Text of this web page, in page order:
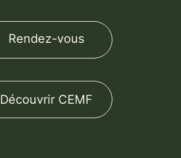
Rendez-vous
Découvrir CEMF